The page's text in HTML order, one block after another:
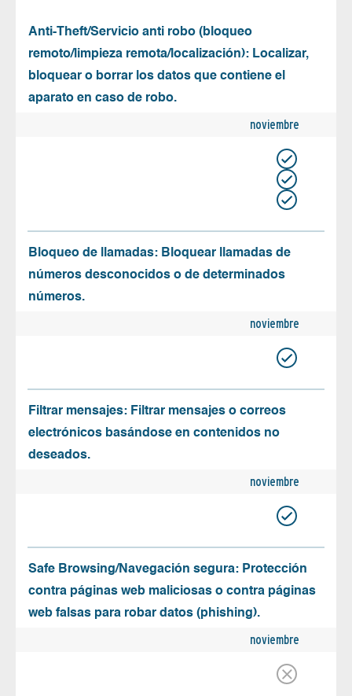
Anti-Theft/Servicio anti robo (bloqueo
remoto/limpieza remota/localización): Localizar,
bloquear o borrar los datos que contiene el
aparato en caso de robo.
noviembre
Bloqueo de llamadas: Bloquear llamadas de
números desconocidos o de determinados
números.
noviembre
Filtrar mensajes: Filtrar mensajes o correos
electrónicos basándose en contenidos no
deseados.
noviembre
Safe Browsing/Navegación segura: Protección
contra páginas web maliciosas o contra páginas
web falsas para robar datos (phishing).
noviembre